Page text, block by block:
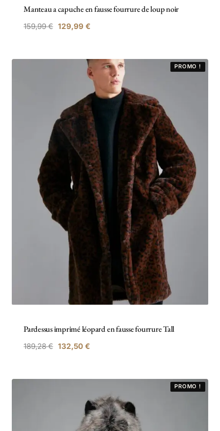
Manteau a capuche en fausse fourrure de loup noir
159,99€ 129,99€
PROMO !
Pardessus imprimé léopard en fausse fourrure Tall
189,28€ 132,50€
PROMO !